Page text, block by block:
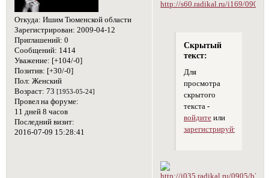
Откуда: Ишим Тюменской области
Зарегистрирован: 2009-04-12
Приглашений: 0
Сообщений: 1414
Уважение: [+104/-0]
Позитив: [+30/-0]
Пол: Женский
Возраст: 73 [1953-05-24]
Провел на форуме:
11 дней 8 часов
Последний визит:
2016-07-09 15:28:41
Скрытый
текст:
Для
просмотра
скрытого
текста -
войдитеили
зарегистрируйтесь